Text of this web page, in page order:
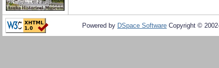
Powered by DSpace Software Copyright ©